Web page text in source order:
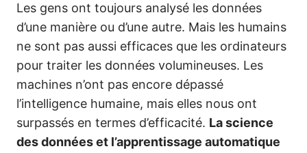
Les gens ont toujours analysé les données
d’une manière ou d’une autre. Mais les humains
ne sont pas aussi efficaces que les ordinateurs
pour traiter les données volumineuses. Les
machines n’ont pas encore dépassé
l’intelligence humaine, mais elles nous ont
surpassés en termes d’efficacité. La science
des données et l’apprentissage automatique